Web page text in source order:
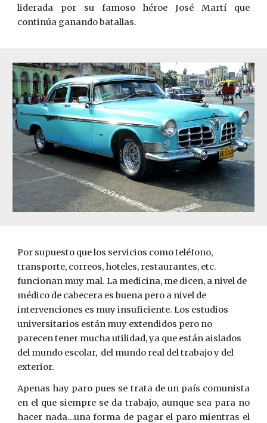
liderada por su famoso héroe José Martí que
continúa ganando batallas.
Por supuesto que los servicios como teléfono,
transporte, correos, hoteles, restaurantes, etc.
funcionan muy mal. La medicina, me dicen, a nivel de
médico de cabecera es buena pero a nivel de
intervenciones es muy insuficiente. Los estudios
universitarios están muy extendidos pero no
parecen tener mucha utilidad, ya que están aislados
del mundo escolar,  del mundo real del trabajo y del
exterior.
Apenas hay paro pues se trata de un país comunista
en el que siempre se da trabajo, aunque sea para no
hacer nada…una forma de pagar el paro mientras el